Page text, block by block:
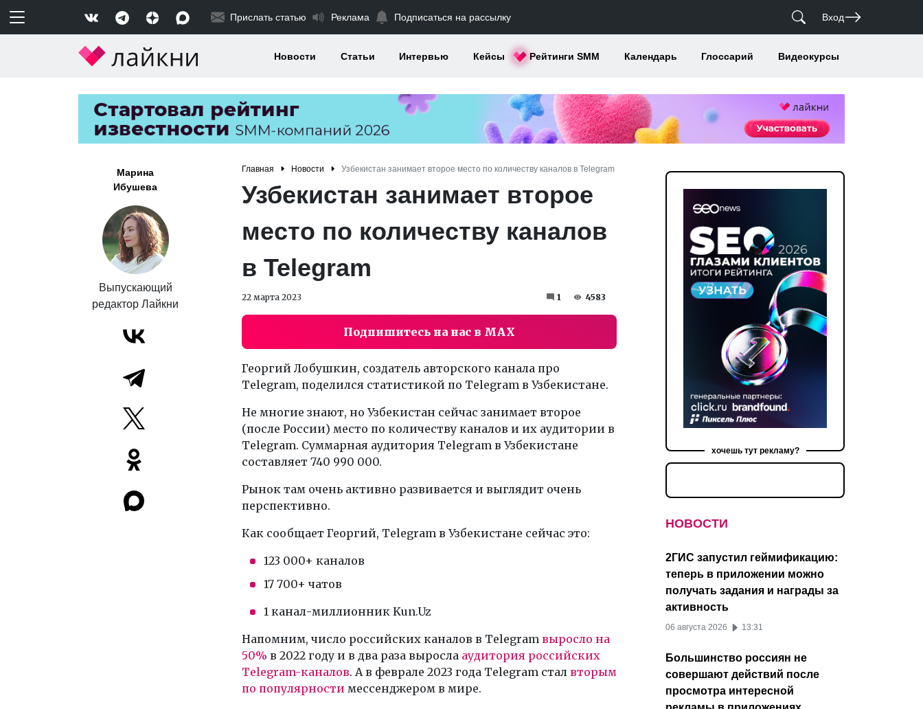
Прислать статью Реклама Подписаться на рассылку Вход
Новости Статьи Интервью Кейсы Рейтинги SMM Календарь Глоссарий Видеокурсы
Марина
Ибушева
Выпускающий
редактор Лайкни
Главная Новости Узбекистан занимает второе место по количеству каналов в Telegram
Узбекистан занимает второе
место по количеству каналов
в Telegram
22 марта 2023 1 4583
Подпишитесь на нас в MAX
Георгий Лобушкин, создатель авторского канала про
Telegram, поделился статистикой по Telegram в Узбекистане.
Не многие знают, но Узбекистан сейчас занимает второе
(после России) место по количеству каналов и их аудитории в
Telegram. Суммарная аудитория Telegram в Узбекистане
составляет 740 990 000.
Рынок там очень активно развивается и выглядит очень
перспективно.
Как сообщает Георгий, Telegram в Узбекистане сейчас это:
123 000+ каналов
17 700+ чатов
1 канал-миллионник Kun.Uz
Напомним, число российских каналов в Telegram выросло на
50% в 2022 году и в два раза выросла аудитория российских
Telegram-каналов. А в феврале 2023 года Telegram стал вторым
по популярности мессенджером в мире.
хочешь тут рекламу?
НОВОСТИ
2ГИС запустил геймификацию:
теперь в приложении можно
получать задания и награды за
активность
06 августа 2026 13:31
Большинство россиян не
совершают действий после
просмотра интересной